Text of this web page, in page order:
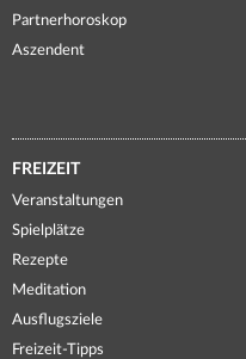
Partnerhoroskop
Aszendent
FREIZEIT
Veranstaltungen
Spielplätze
Rezepte
Meditation
Ausflugsziele
Freizeit-Tipps